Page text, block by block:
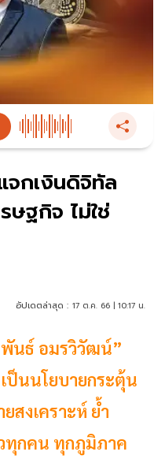
กเงินดิจิทัล
ษฐกิจ ไม่ใช่
อัปเดตล่าสุด : 17 ต.ค. 66 | 10:17 น.
นธ์ อมรวิวัฒน์”
ป็นนโยบายกระตุ้น
สงเคราะห์ ย้ำ
ทุกคน ทุกภูมิภาค